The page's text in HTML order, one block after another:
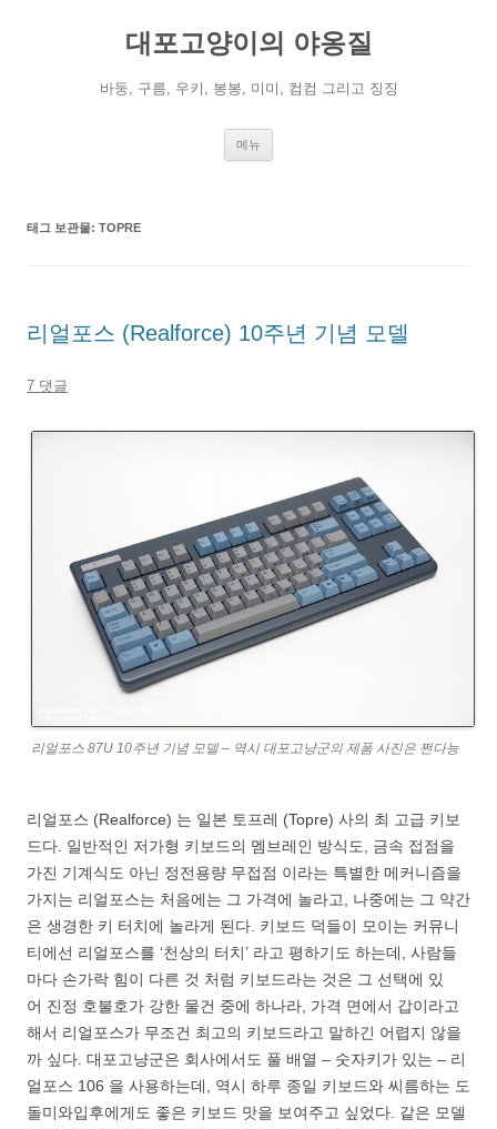
대포고양이의 야옹질
바둥, 구름, 우키, 봉봉, 미미, 컴컴 그리고 징징
메뉴
태그 보관물: TOPRE
리얼포스 (Realforce) 10주년 기념 모델
7 댓글
리얼포스 87U 10주년 기념 모델 – 역시 대포고냥군의 제폼 사진은 쩐다능
리얼포스 (Realforce) 는 일본 토프레 (Topre) 사의 최 고급 키보
드다. 일반적인 저가형 키보드의 멤브레인 방식도, 금속 접점을
가진 기계식도 아닌 정전용량 무접점 이라는 특별한 메커니즘을
가지는 리얼포스는 처음에는 그 가격에 놀라고, 나중에는 그 약간
은 생경한 키 터치에 놀라게 된다. 키보드 덕들이 모이는 커뮤니
티에선 리얼포스를 ‘천상의 터치’ 라고 평하기도 하는데, 사람들
마다 손가락 힘이 다른 것 처럼 키보드라는 것은 그 선택에 있
어 진정 호불호가 강한 물건 중에 하나라, 가격 면에서 갑이라고
해서 리얼포스가 무조건 최고의 키보드라고 말하긴 어렵지 않을
까 싶다. 대포고냥군은 회사에서도 풀 배열 – 숫자키가 있는 – 리
얼포스 106 을 사용하는데, 역시 하루 종일 키보드와 씨름하는 도
돌미와입후에게도 좋은 키보드 맛을 보여주고 싶었다. 같은 모델